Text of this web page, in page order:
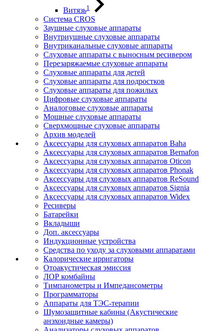
Витязь1
Система CROS
Заушные слуховые аппараты
Внутриушные слуховые аппараты
Внутриканальные слуховые аппараты
Слуховые аппараты с выносным ресивером
Перезаряжаемые слуховые аппараты
Слуховые аппараты для детей
Слуховые аппараты для подростков
Слуховые аппараты для пожилых
Цифровые слуховые аппараты
Аналоговые слуховые аппараты
Мощные слуховые аппараты
Сверхмощные слуховые аппараты
Архив моделей
Аксессуары для слуховых аппаратов Baha
Аксессуары для слуховых аппаратов Bernafon
Аксессуары для слуховых аппаратов Oticon
Аксессуары для слуховых аппаратов Phonak
Аксессуары для слуховых аппаратов ReSound
Аксессуары для слуховых аппаратов Signia
Аксессуары для слуховых аппаратов Widex
Ресиверы
Батарейки
Вкладыши
Доп. аксессуары
Индукционные устройства
Средства по уходу за слуховыми аппаратами
Калорические ирригаторы
Отоакустическая эмиссия
ЛОР комбайны
Тимпанометры и Импедансометры
Программаторы
Аппараты для ТЭС-терапии
Шумозащитные кабины (Акустические
анэхоидные камеры)